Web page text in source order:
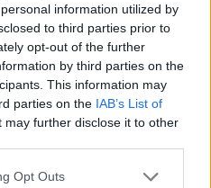
information utilized by
to third parties prior to
opt-out of the further
by third parties on the
This information may
parties on the IAB’s List of
may further disclose it to other
uses one or more Google
Opt Outs
viszont egyelőre
és ez könnyen azt
egy korábbi trükköt